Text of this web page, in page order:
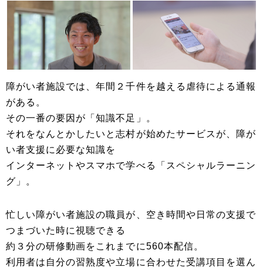
障がい者施設では、年間２千件を越える虐待による通報
がある。
その一番の要因が「知識不足」。
それをなんとかしたいと志村が始めたサービスが、障が
い者支援に必要な知識を
インターネットやスマホで学べる「スペシャルラーニン
グ」。
忙しい障がい者施設の職員が、空き時間や日常の支援で
つまづいた時に視聴できる
約３分の研修動画をこれまでに560本配信。
利用者は自分の習熟度や立場に合わせた受講項目を選ん